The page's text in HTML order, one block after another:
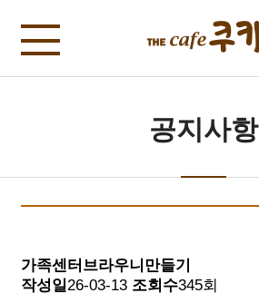
공지사항
가족센터브라우니만들기
작성일 26-03-13 조회수345회